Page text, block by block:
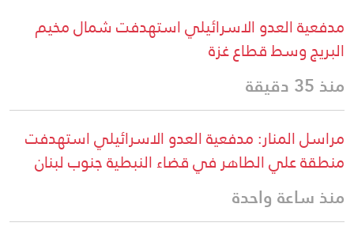
مدفعية العدو الاسرائيلي استهدفت شمال مخيم
البريج وسط قطاع غزة
منذ 35 دقيقة
مراسل المنار: مدفعية العدو الاسرائيلي استهدفت
منطقة علي الطاهر في قضاء النبطية جنوب لبنان
منذ ساعة واحدة